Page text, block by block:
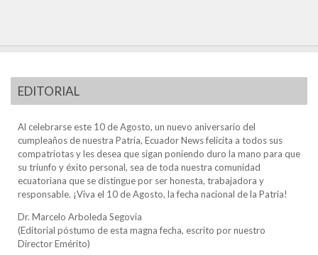
EDITORIAL
Al celebrarse este 10 de Agosto, un nuevo aniversario del
cumpleaños de nuestra Patria, Ecuador News felicita a todos sus
compatriotas y les desea que sigan poniendo duro la mano para que
su triunfo y éxito personal, sea de toda nuestra comunidad
ecuatoriana que se distingue por ser honesta, trabajadora y
responsable. ¡Viva el 10 de Agosto, la fecha nacional de la Patria!
Dr. Marcelo Arboleda Segovia
(Editorial póstumo de esta magna fecha, escrito por nuestro
Director Emérito)